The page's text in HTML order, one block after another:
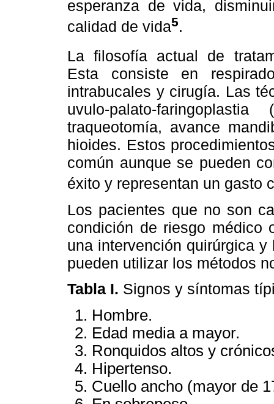
esperanza de vida,
calidad de vida5.
La filosofía actual de
Esta consiste en
intrabucales y cirugía. Las
uvulo-palato-
traqueotomía, avance
hioides. Estos
común aunque se pueden
éxito y representan un gasto
Los pacientes que no son
condición de riesgo médico
una intervención quirúrgica
pueden utilizar los métodos
Tabla I. Signos y síntomas
Hombre.
Edad media a mayor.
Ronquidos altos y
Hipertenso.
Cuello ancho (mayor de